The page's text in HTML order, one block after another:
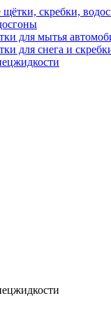
щётки, скребки,
для мытья
для снега и